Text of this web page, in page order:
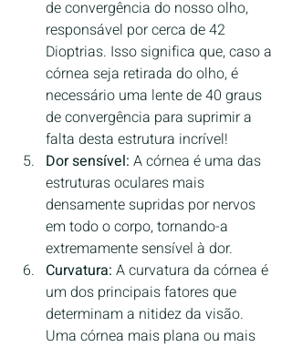
de convergência do nosso olho,
responsável por cerca de 42
Dioptrias. Isso significa que, caso a
córnea seja retirada do olho, é
necessário uma lente de 40 graus
de convergência para suprimir a
falta desta estrutura incrível!
Dor sensível: A córnea é uma das
estruturas oculares mais
densamente supridas por nervos
em todo o corpo, tornando-a
extremamente sensível à dor.
Curvatura: A curvatura da córnea é
um dos principais fatores que
determinam a nitidez da visão.
Uma córnea mais plana ou mais